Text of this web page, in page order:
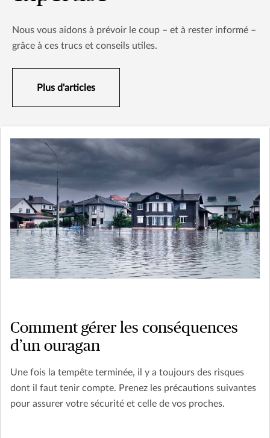
Nous vous aidons à prévoir le coup – et à rester informé –
grâce à ces trucs et conseils utiles.
Plus d'articles
Comment gérer les conséquences
d’un ouragan
Une fois la tempête terminée, il y a toujours des risques
dont il faut tenir compte. Prenez les précautions suivantes
pour assurer votre sécurité et celle de vos proches.